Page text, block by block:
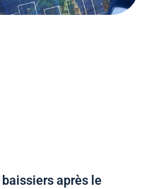
baissiers après le